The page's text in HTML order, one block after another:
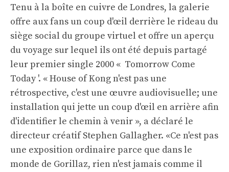
Tenu à la boîte en cuivre de Londres, la galerie
offre aux fans un coup d'œil derrière le rideau du
siège social du groupe virtuel et offre un aperçu
du voyage sur lequel ils ont été depuis partagé
leur premier single 2000 « Tomorrow Come
Today '. « House of Kong n'est pas une
rétrospective, c'est une œuvre audiovisuelle; une
installation qui jette un coup d'œil en arrière afin
d'identifier le chemin à venir », a déclaré le
directeur créatif Stephen Gallagher. «Ce n'est pas
une exposition ordinaire parce que dans le
monde de Gorillaz, rien n'est jamais comme il